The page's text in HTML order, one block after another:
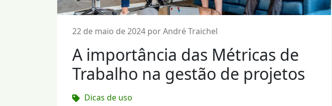
22 de maio de 2024 por André Traichel
A importância das Métricas de
Trabalho na gestão de projetos
Dicas de uso